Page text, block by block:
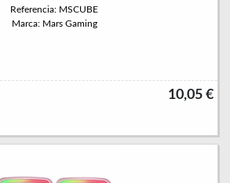
Referencia: MSCUBE
Marca: Mars Gaming
10,05 €